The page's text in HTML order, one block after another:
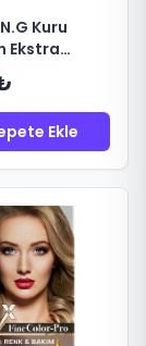
Kuru
Ekstra
50ml
Ekle